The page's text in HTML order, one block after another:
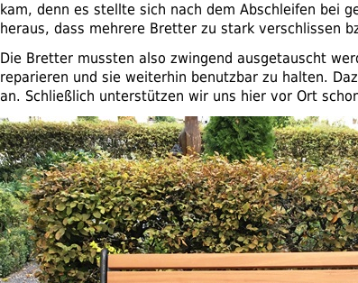
kam, denn es stellte sich nach dem Abschleifen bei
heraus, dass mehrere Bretter zu stark verschlissen
Die Bretter mussten also zwingend ausgetauscht
reparieren und sie weiterhin benutzbar zu halten.
an. Schließlich unterstützen wir uns hier vor Ort